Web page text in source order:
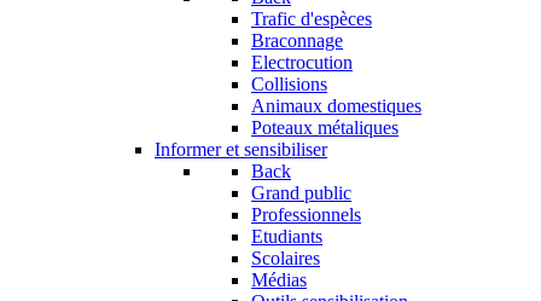
Trafic d'espèces
Braconnage
Electrocution
Collisions
Animaux domestiques
Poteaux métaliques
Informer et sensibiliser
Back
Grand public
Professionnels
Etudiants
Scolaires
Médias